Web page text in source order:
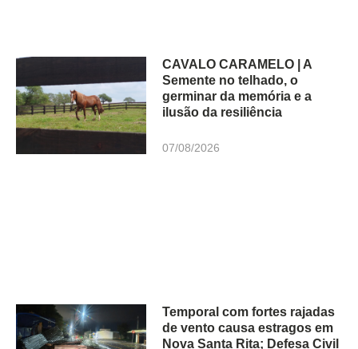
CAVALO CARAMELO | A
Semente no telhado, o
germinar da memória e a
ilusão da resiliência
07/08/2026
Temporal com fortes rajadas
de vento causa estragos em
Nova Santa Rita; Defesa Civil